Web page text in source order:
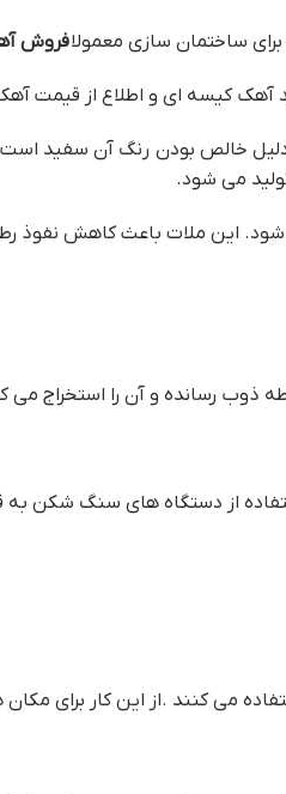
ساختمان سازی معمولافروش
کیسه ای در سال 1400 ، بر روی لینک زیر
بودن رنگ آن سفید
می شود.
شود. این ملات باعث کاهش
ذوب رسانده و آن را استخراج می
از دستگاه های سنگ شکن
می کنند .از این کار برای